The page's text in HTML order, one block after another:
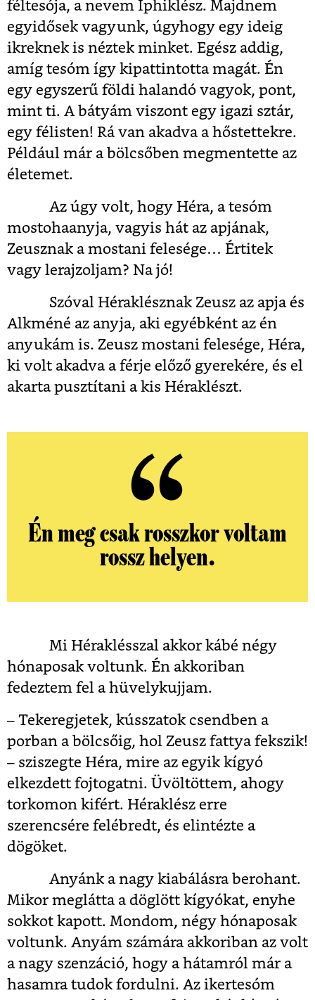
féltesója, a nevem Iphiklész. Majdnem
egyidősek vagyunk, úgyhogy egy ideig
ikreknek is néztek minket. Egész addig,
amíg tesóm így kipattintotta magát. Én
egy egyszerű földi halandó vagyok, pont,
mint ti. A bátyám viszont egy igazi sztár,
egy félisten! Rá van akadva a hőstettekre.
Például már a bölcsőben megmentette az
életemet.
Az úgy volt, hogy Héra, a tesóm
mostohaanyja, vagyis hát az apjának,
Zeusznak a mostani felesége… Értitek
vagy lerajzoljam? Na jó!
Szóval Héraklésznak Zeusz az apja és
Alkméné az anyja, aki egyébként az én
anyukám is. Zeusz mostani felesége, Héra,
ki volt akadva a férje előző gyerekére, és el
akarta pusztítani a kis Héraklészt.
Én meg csak rosszkor voltam
rossz helyen.
Mi Héraklésszal akkor kábé négy
hónaposak voltunk. Én akkoriban
fedeztem fel a hüvelykujjam.
– Tekeregjetek, kússzatok csendben a
porban a bölcsőig, hol Zeusz fattya fekszik!
– sziszegte Héra, mire az egyik kígyó
elkezdett fojtogatni. Üvöltöttem, ahogy
torkomon kifért. Héraklész erre
szerencsére felébredt, és elintézte a
dögöket.
Anyánk a nagy kiabálásra berohant.
Mikor meglátta a döglött kígyókat, enyhe
sokkot kapott. Mondom, négy hónaposak
voltunk. Anyám számára akkoriban az volt
a nagy szenzáció, hogy a hátamról már a
hasamra tudok fordulni. Az ikertesóm